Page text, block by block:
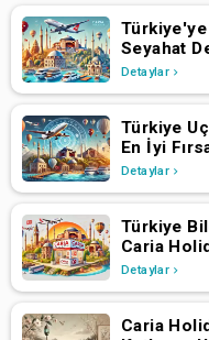
Seyahat
Detaylar
Türkiye
En İyi
Detaylar
Türkiye
Caria
Detaylar
Caria